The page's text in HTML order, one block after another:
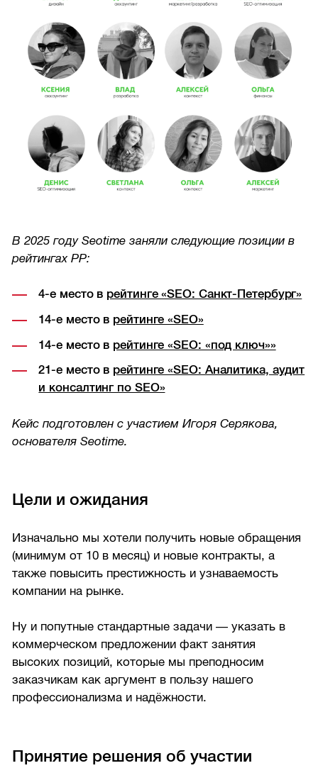
В 2025 году Seotime заняли следующие позиции в
рейтингах РР:
4-е место в рейтинге «SEO: Санкт-Петербург»
14-е место в рейтинге «SEO»
14-е место в рейтинге «SEO: «под ключ»»
21-е место в рейтинге «SEO: Аналитика, аудит
и консалтинг по SEO»
Кейс подготовлен с участием Игоря Серякова,
основателя Seotime.
Цели и ожидания
Изначально мы хотели получить новые обращения
(минимум от 10 в месяц) и новые контракты, а
также повысить престижность и узнаваемость
компании на рынке.
Ну и попутные стандартные задачи — указать в
коммерческом предложении факт занятия
высоких позиций, которые мы преподносим
заказчикам как аргумент в пользу нашего
профессионализма и надёжности.
Принятие решения об участии